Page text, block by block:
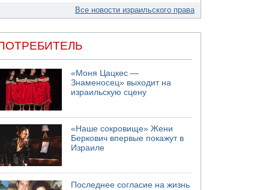
Все новости израильского права
«Моня Цацкес —
Знаменосец» выходит на
израильскую сцену
«Наше сокровище» Жени
Беркович впервые покажут в
Израиле
Последнее согласие на жизнь